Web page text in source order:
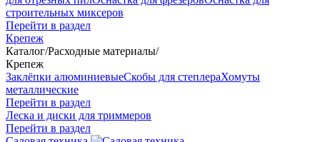
строительных миксеров
Перейти в раздел
Крепеж
Каталог/Расходные материалы/
Крепеж
Заклёпки алюминиевыеСкобы для степлераХомуты
металлические
Перейти в раздел
Леска и диски для триммеров
Перейти в раздел